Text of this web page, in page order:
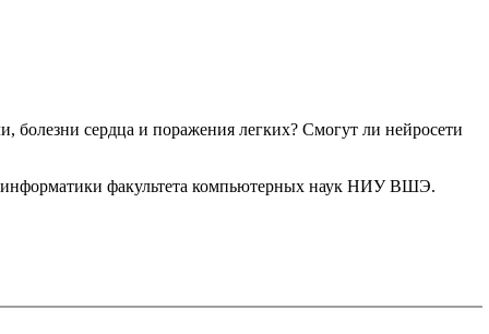
болезни сердца и поражения легких? Смогут ли нейросети
факультета компьютерных наук НИУ ВШЭ.